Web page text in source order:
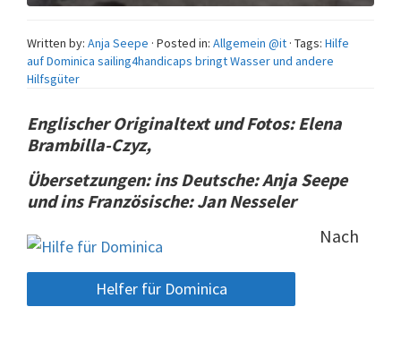
Written by: Anja Seepe · Posted in: Allgemein @it · Tags: Hilfe
auf Dominica sailing4handicaps bringt Wasser und andere
Hilfsgüter
Englischer Originaltext und Fotos: Elena
Brambilla-Czyz,
Übersetzungen: ins Deutsche: Anja Seepe
und ins Französische: Jan Nesseler
Helfer für Dominica
Nach